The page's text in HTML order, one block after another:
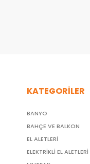
KATEGORİLER
BANYO
BAHÇE VE BALKON
EL ALETLERİ
ELEKTRİKLİ EL ALETLERİ